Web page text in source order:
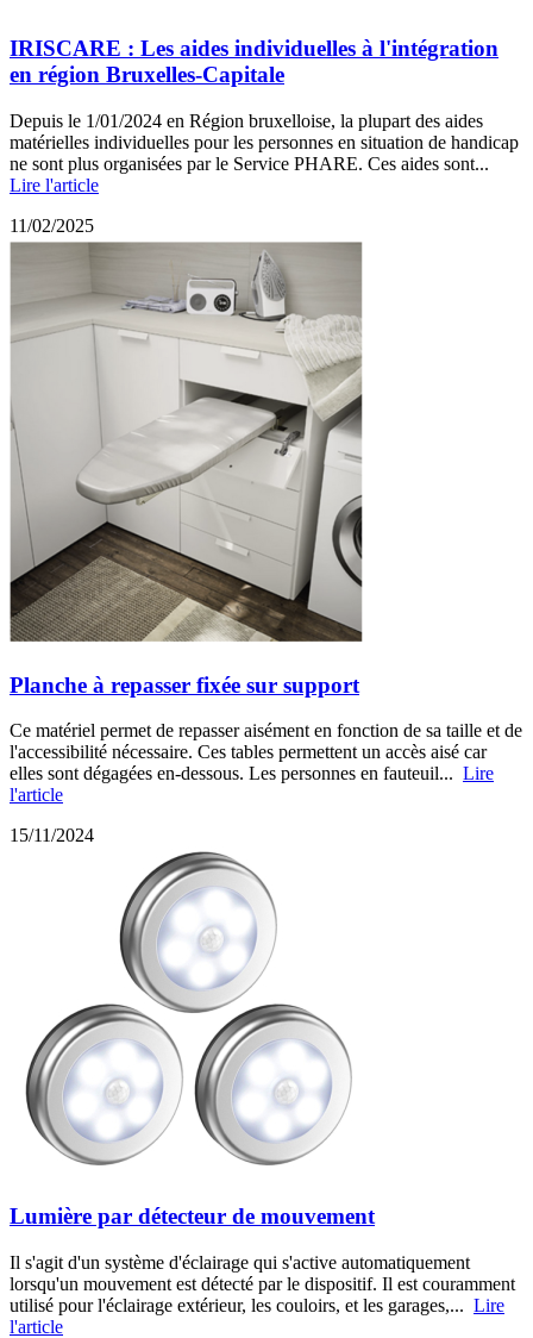
IRISCARE : Les aides individuelles à l'intégration
en région Bruxelles-Capitale
Depuis le 1/01/2024 en Région bruxelloise, la plupart des aides
matérielles individuelles pour les personnes en situation de handicap
ne sont plus organisées par le Service PHARE. Ces aides sont...
Lire l'article
11/02/2025
Planche à repasser fixée sur support
Ce matériel permet de repasser aisément en fonction de sa taille et de
l'accessibilité nécessaire. Ces tables permettent un accès aisé car
elles sont dégagées en-dessous. Les personnes en fauteuil... Lire
l'article
15/11/2024
Lumière par détecteur de mouvement
Il s'agit d'un système d'éclairage qui s'active automatiquement
lorsqu'un mouvement est détecté par le dispositif. Il est couramment
utilisé pour l'éclairage extérieur, les couloirs, et les garages,... Lire
l'article